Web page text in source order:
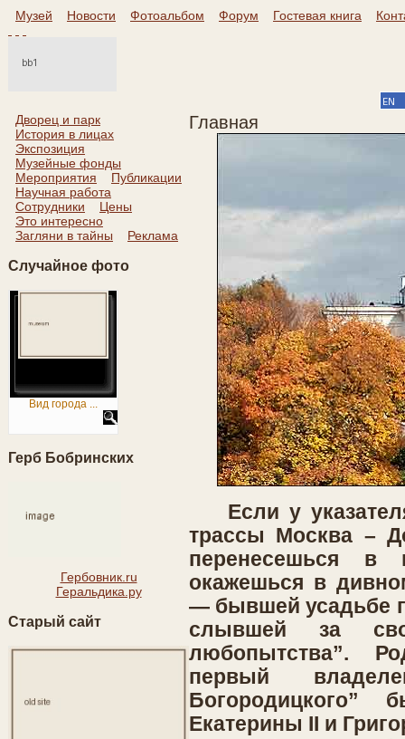
Музей Новости Фотоальбом Форум Гостевая книга
Дворец и парк
История в лицах
Экспозиция
Музейные фонды
Мероприятия
Публикации
Научная работа
Сотрудники
Цены
Это интересно
Загляни в тайны
Реклама
Случайное фото
Вид города ...
Герб Бобринских
Гербовник.ru
Геральдика.ру
Старый сайт
Главная
Если у
трассы Москва –
перенесешься в
окажешься в
— бывшей усадьбе
слывшей за
любопытства”.
первый
Екатерины II и